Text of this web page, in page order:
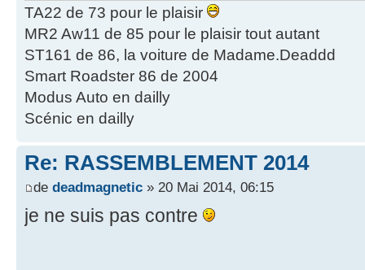
TA22 de 73 pour le plaisir
MR2 Aw11 de 85 pour le plaisir tout autant
ST161 de 86, la voiture de Madame.Deaddd
Smart Roadster 86 de 2004
Modus Auto en dailly
Scénic en dailly
Re: RASSEMBLEMENT 2014
de deadmagnetic » 20 Mai 2014, 06:15
je ne suis pas contre